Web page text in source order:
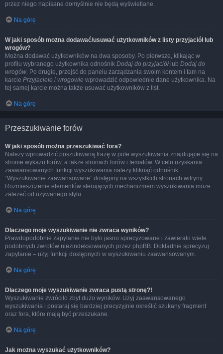
przez niego napisane domyślnie nie będą wyświetlane.
Na górę
W jaki sposób można dodawać/usuwać użytkowników z listy przyjaciół lub
wrogów?
Można dodawać użytkowników na dwa sposoby. Po pierwsze, klikając w
profilu wybranego użytkownika odnośnik Dodaj do przyjaciół lub Dodaj do
wrogów. Po drugie, przejść do panelu zarządzania swoim kontem i tam na
karcie Przyjaciele i wrogowie wprowadzić odpowiednie dane użytkownika. Na
tej samej karcie można także usuwać użytkowników z list.
Na górę
Przeszukiwanie forów
W jaki sposób można przeszukiwać fora?
Należy wprowadzić poszukiwaną frazę w pole wyszukiwania znajdujące się na
stronie wykazu forów, a także stronach forów i tematów. W celu uzyskania
zaawansowanych funkcji wyszukiwania należy kliknąć odnośnik
“Wyszukiwanie zaawansowane” dostępny na wszystkich stronach witryny.
Rozmieszczenie elementów sterujących mechanizmem wyszukiwania może
zależeć od używanego stylu.
Na górę
Dlaczego moje wyszukiwanie nie zwraca wyników?
Prawdopodobnie zapytanie nie było jasno sprecyzowane i zawierało wiele
podobnych zwrotów niezindeksowanych przez phpBB. Dokładnie sprecyzuj
zapytanie – użyj funkcji dostępnych w wyszukiwaniu zaawansowanym.
Na górę
Dlaczego moje wyszukiwanie zwraca pustą stronę?!
Wyszukiwanie zwróciło zbyt dużo wyników. Użyj zaawansowanego
wyszukiwania i postaraj się bardziej precyzyjnie określić szukany fragment
oraz fora, które mają być przeszukane.
Na górę
Jak można wyszukać użytkowników?